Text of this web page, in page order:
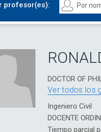
profesor(es):
DOCTOR OF
Ver todos los
Ingeniero Civil
DOCENTE
Tiempo parcial